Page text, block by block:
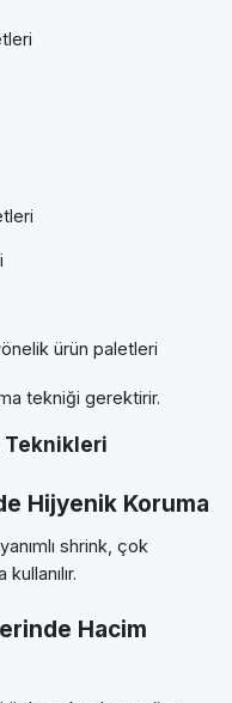
ürün paletleri
tekniği gerektirir.
Teknikleri
Hijyenik Koruma
shrink, çok
Hacim